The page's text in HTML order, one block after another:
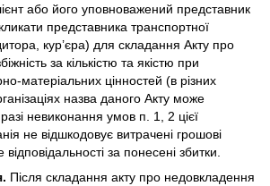
або його уповноважений представник
представника транспортної
кур’єра) для складання Акту про
за кількістю та якістю при
матеріальних цінностей (в різних
назва даного Акту може
невиконання умов п. 1, 2 цієї
не відшкодовує витрачені грошові
за понесені збитки.
Після складання акту про недовкладення